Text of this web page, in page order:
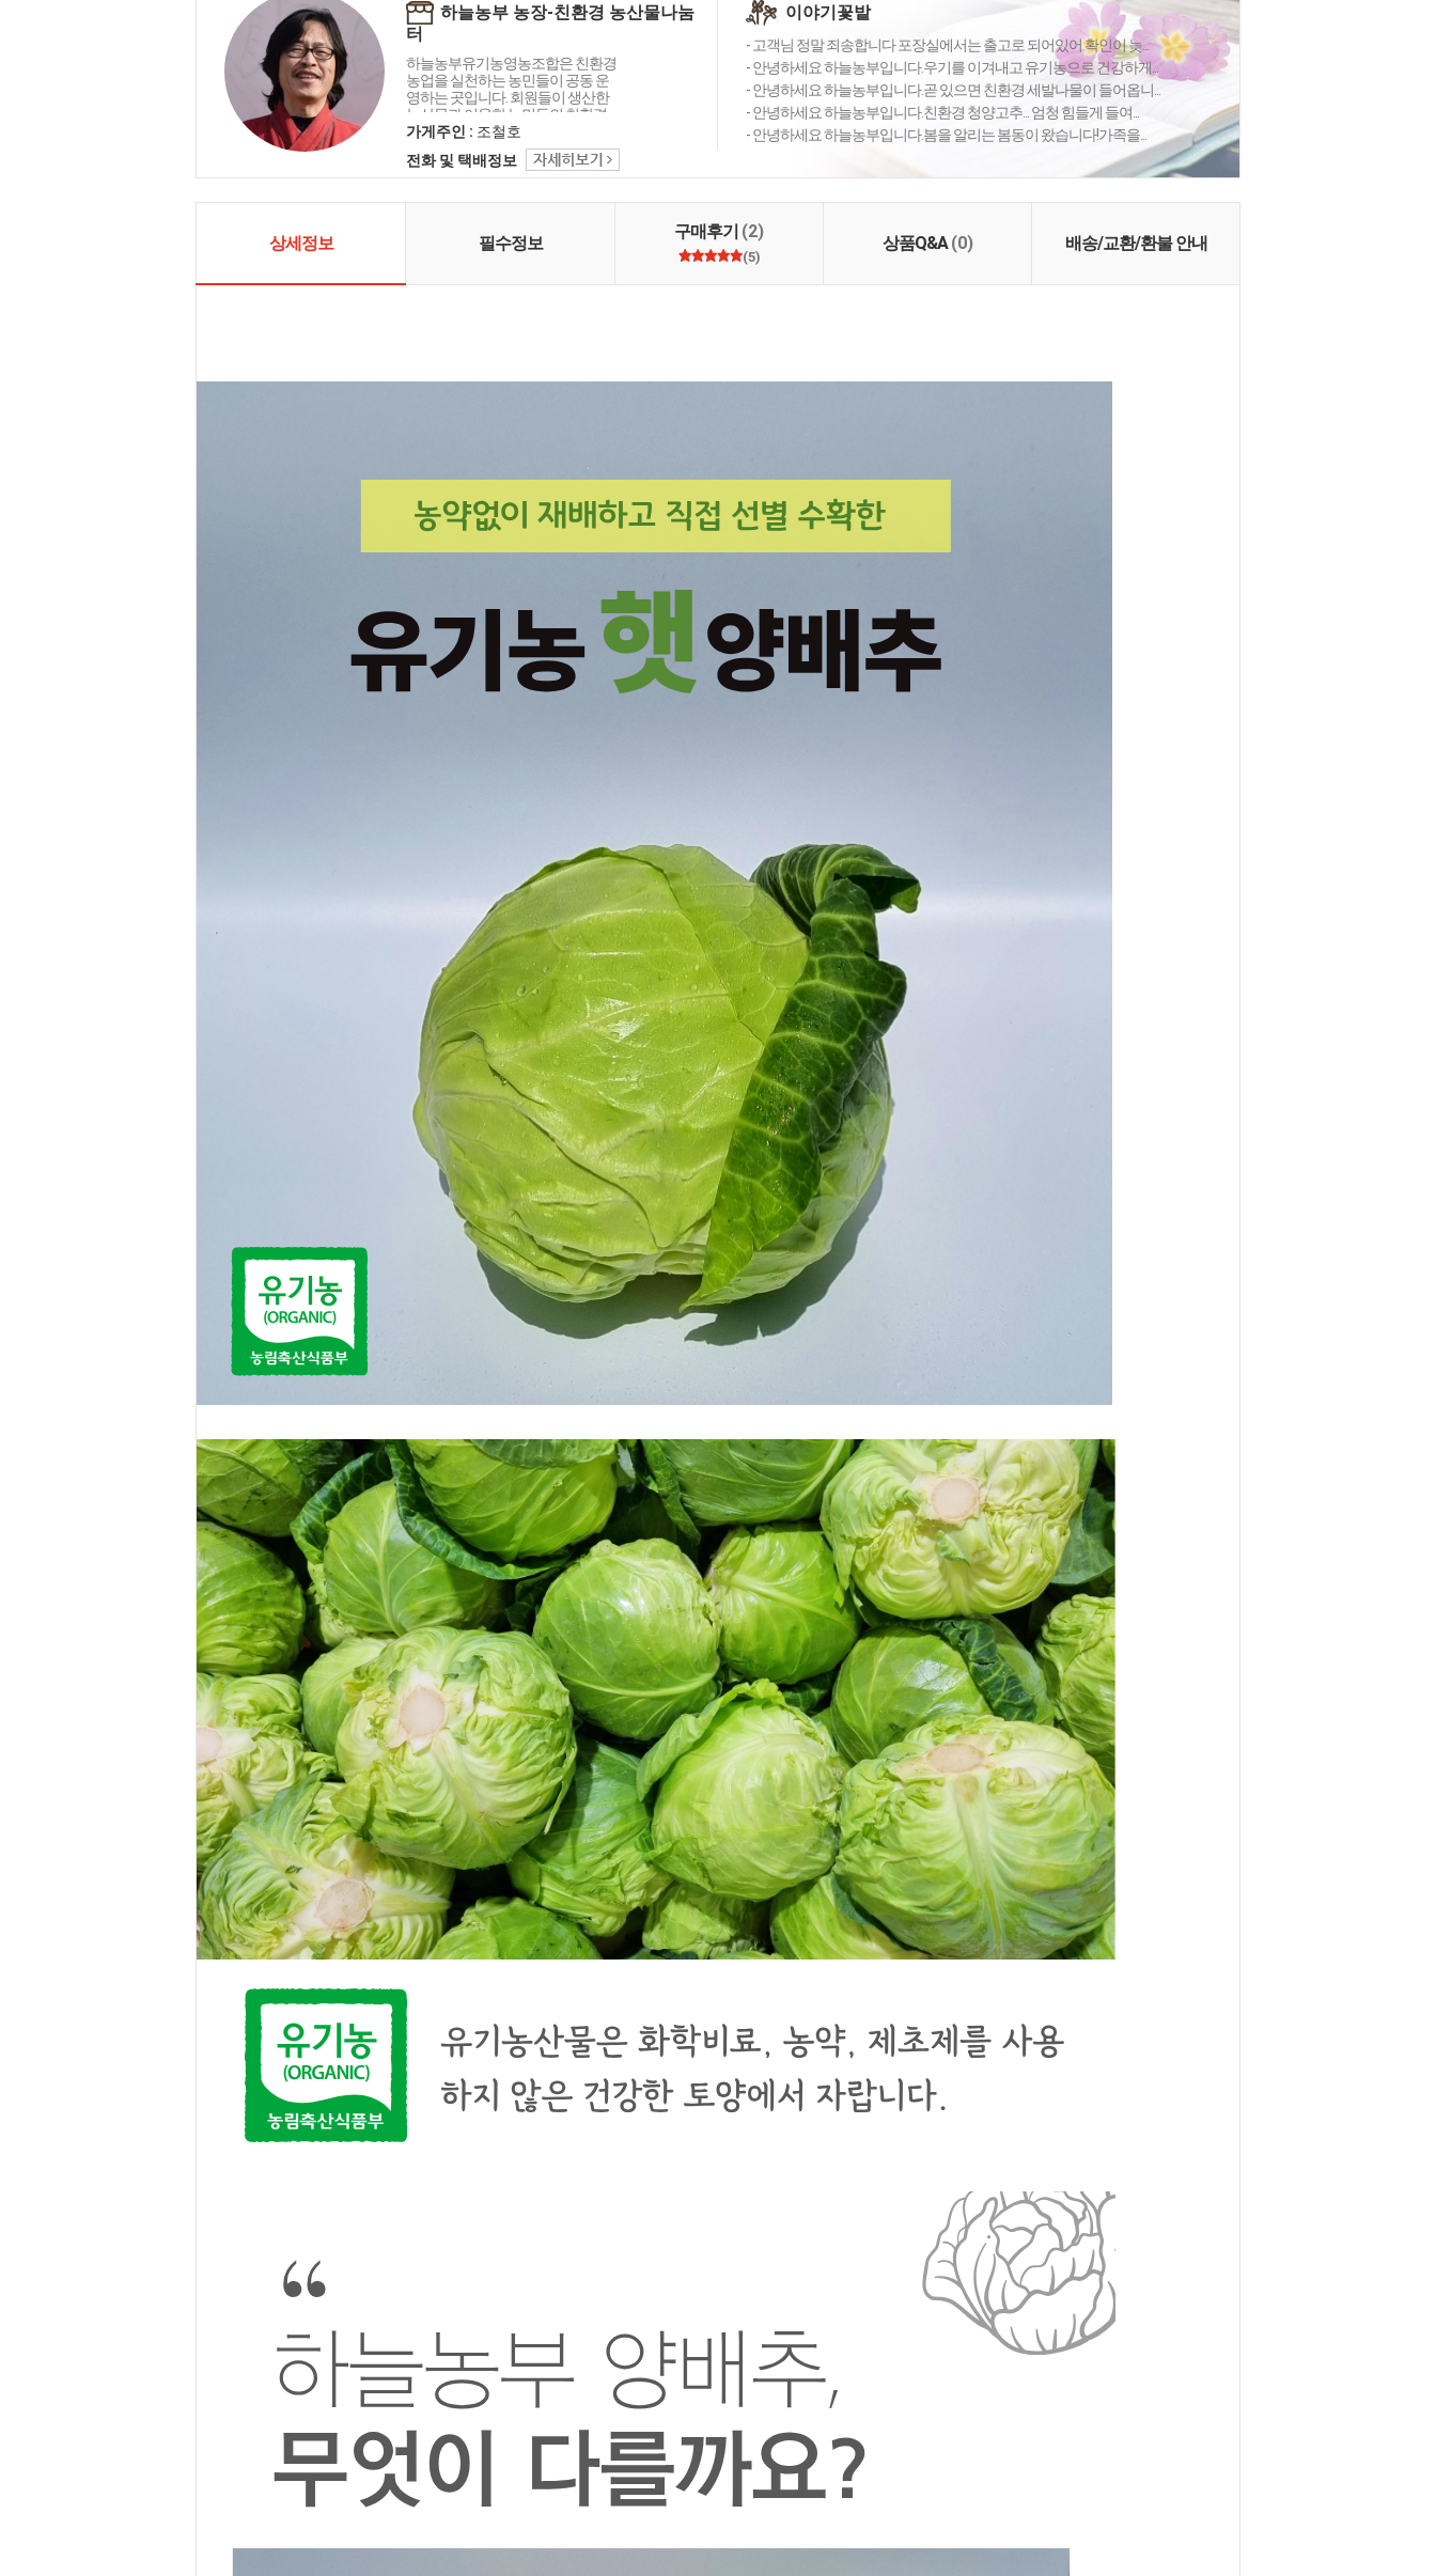
하늘농부 농장-친환경 농산물나눔
터
하늘농부유기농영농조합은 친환경
농업을 실천하는 농민들이 공동 운
영하는 곳입니다. 회원들이 생산한
농산물과 이웃한 농민들의 친환경
농산물을 판매 하고 있으며, 아이들
에게 친환경농산물 급식을 통해 건
강한 농산물을 공급하기 위해 지역
에서 노력하고 있습니다. 하늘농부
유기농영농조합은 하늘, 자연, 이웃
가게주인 : 조철호
전화 및 택배정보
이야기꽃밭
- 고객님 정말 죄송합니다 포장실에서는 출고로 되어있어 확인이 늦...
- 안녕하세요 하늘농부입니다.우기를 이겨내고 유기농으로 건강하게...
- 안녕하세요 하늘농부입니다.곧 있으면 친환경 세발나물이 들어옵니...
- 안녕하세요 하늘농부입니다.친환경 청양고추... 엄청 힘들게 들여...
- 안녕하세요 하늘농부입니다.봄을 알리는 봄동이 왔습니다!가족을...
상세정보 필수정보
구매후기 (2)
(5)
상품Q&A(0) 배송/교환/환불 안내